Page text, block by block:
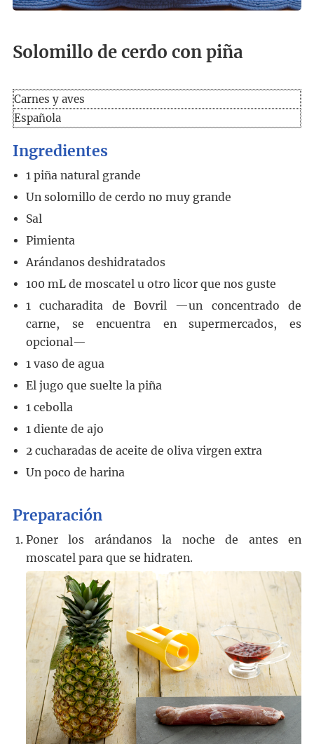
Solomillo de cerdo con piña
Carnes y aves
Española
Ingredientes
1 piña natural grande
Un solomillo de cerdo no muy grande
Sal
Pimienta
Arándanos deshidratados
100 mL de moscatel u otro licor que nos guste
1
cucharadita de Bovril
—un concentrado de
carne, se encuentra en supermercados, es
opcional—
1 vaso de agua
El jugo que suelte la piña
1 cebolla
1 diente de ajo
2 cucharadas de aceite de oliva virgen extra
Un poco de harina
Preparación
Poner los arándanos la noche de antes en
moscatel para que se hidraten.